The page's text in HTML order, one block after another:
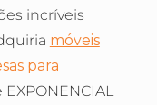
incríveis
móveis
para